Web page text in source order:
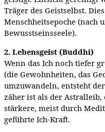
Träger des Geistselbst.
Menschheitsepoche (nach
Bewusstseinsseele).
2. Lebensgeist (Buddhi)
Wenn das Ich noch tiefer
(die Gewohnheiten, das
umzuwandeln, entsteht
zäher ist als der
stärkere, meist durch
geführte Ich-Kraft.